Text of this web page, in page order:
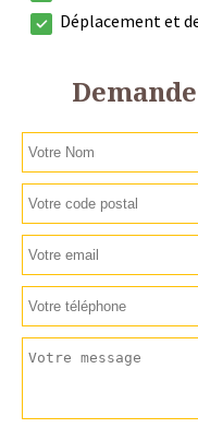
Déplacement et